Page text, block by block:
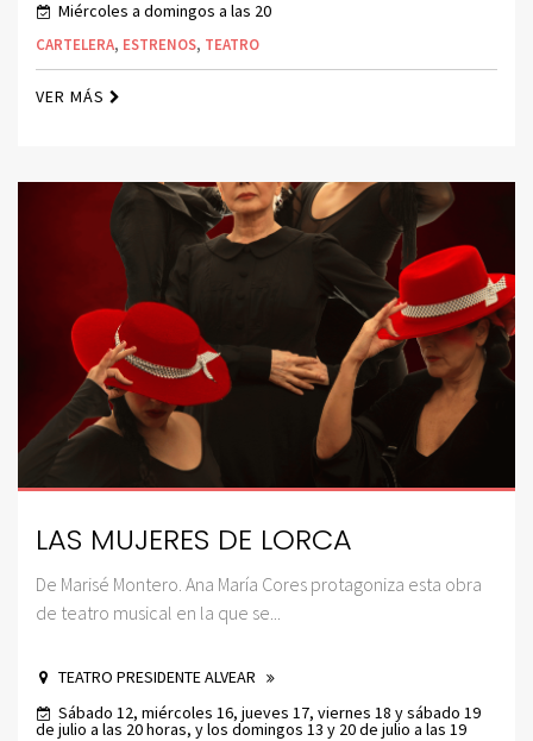
Miércoles a domingos a las 20
CARTELERA, ESTRENOS, TEATRO
VER MÁS
LAS MUJERES DE LORCA
De Marisé Montero. Ana María Cores protagoniza esta obra
de teatro musical en la que se...
TEATRO PRESIDENTE ALVEAR
Sábado 12, miércoles 16, jueves 17, viernes 18 y sábado 19
de julio a las 20 horas, y los domingos 13 y 20 de julio a las 19